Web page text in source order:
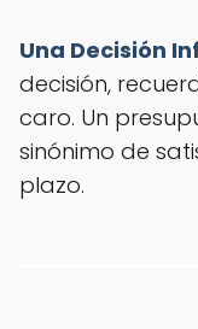
Una Decisión
decisión,
caro. Un
sinónimo de
plazo.